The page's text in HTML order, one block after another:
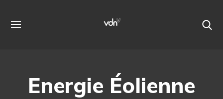
Energie Éolienne